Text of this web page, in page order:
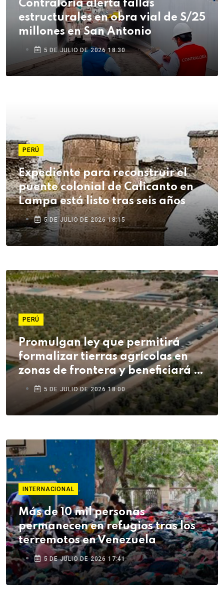
Contraloría alerta fallas
estructurales en obra vial de S/25
millones en San Antonio
5 DE JULIO DE 2026 18:30
PERÚ
Expediente para reconstruir el
puente colonial de Calicanto en
Lampa está listo tras seis años
5 DE JULIO DE 2026 18:15
PERÚ
Promulgan ley que permitirá
formalizar tierras agrícolas en
zonas de frontera y beneficiará a
agricultores de Tacna
5 DE JULIO DE 2026 18:00
INTERNACIONAL
Más de 10 mil personas
permanecen en refugios tras los
terremotos en Venezuela
5 DE JULIO DE 2026 17:41